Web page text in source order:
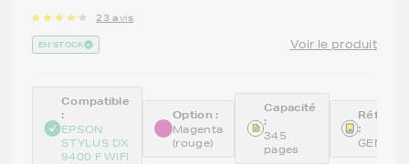
23 avis
EN STOCK Voir le produit
Compatible
:
EPSON
STYLUS DX
9400 F WIFI
Option :
Magenta
(rouge)
Capacité
:
345
pages
: